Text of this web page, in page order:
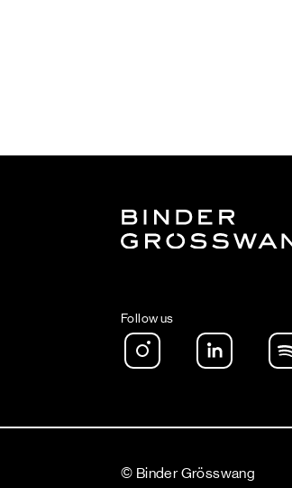
Follow us
Instagram LinkedIn
© Binder Grösswang